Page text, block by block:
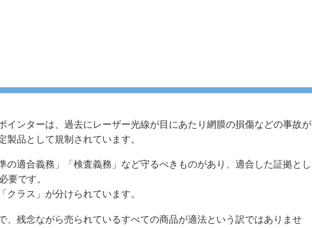
インターは、過去にレーザー光線が目にあたり網膜の損傷などの事故が
品として規制されています。
の適合義務」「検査義務」など守るべきものがあり、適合した証拠とし
要です。
ラス」が分けられています。
、残念ながら売られているすべての商品が適法という訳ではありませ